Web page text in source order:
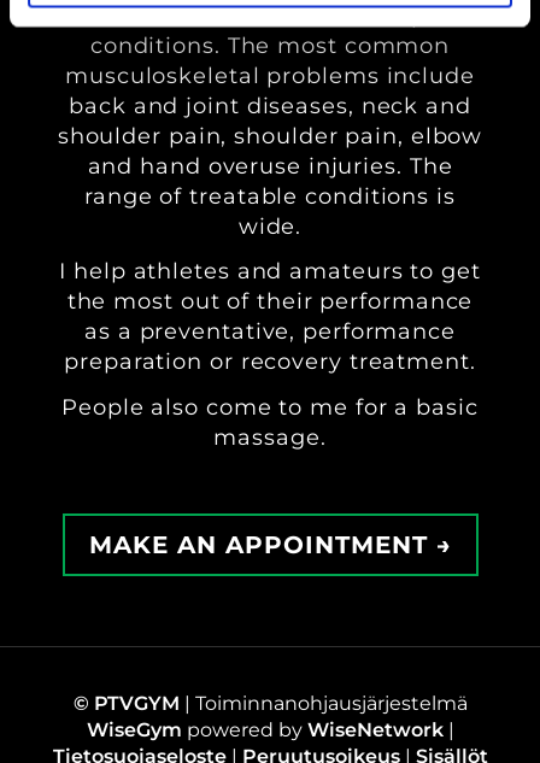
musculoskeletal issues and pain
conditions. The most common
musculoskeletal problems include
back and joint diseases, neck and
shoulder pain, shoulder pain, elbow
and hand overuse injuries. The
range of treatable conditions is
wide.
I help athletes and amateurs to get
the most out of their performance
as a preventative, performance
preparation or recovery treatment.
People also come to me for a basic
massage.
MAKE AN APPOINTMENT →
© PTVGYM | Toiminnanohjausjärjestelmä
WiseGym powered by WiseNetwork|
Tietosuojaseloste| Peruutusoikeus| Sisällöt